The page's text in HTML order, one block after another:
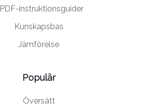
PDF-instruktionsguider
Kunskapsbas
Jämförelse
Populär
Översätt